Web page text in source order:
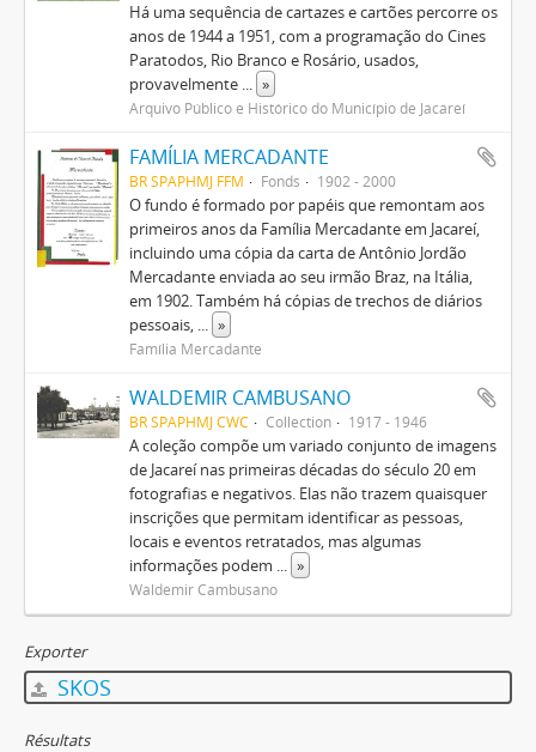
Há uma sequência de cartazes e cartões percorre os
anos de 1944 a 1951, com a programação do Cines
Paratodos, Rio Branco e Rosário, usados,
provavelmente ... »
Arquivo Público e Histórico do Município de Jacareí
FAMÍLIA MERCADANTE
BR SPAPHMJ FFM Fonds 1902 - 2000
O fundo é formado por papéis que remontam aos
primeiros anos da Família Mercadante em Jacareí,
incluindo uma cópia da carta de Antônio Jordão
Mercadante enviada ao seu irmão Braz, na Itália,
em 1902. Também há cópias de trechos de diários
pessoais, ... »
Família Mercadante
WALDEMIR CAMBUSANO
BR SPAPHMJ CWC Collection 1917 - 1946
A coleção compõe um variado conjunto de imagens
de Jacareí nas primeiras décadas do século 20 em
fotografias e negativos. Elas não trazem quaisquer
inscrições que permitam identificar as pessoas,
locais e eventos retratados, mas algumas
informações podem ... »
Waldemir Cambusano
Exporter
SKOS
Résultats